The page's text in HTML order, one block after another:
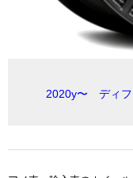
2020y〜 ディフ